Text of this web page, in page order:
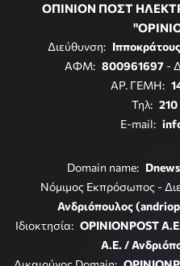
ΟΠΙΝΙΟΝ ΠΟΣΤ
Διεύθυνση:
ΑΦΜ: 800961697-
ΑΡ. ΓΕΜΗ:
Τηλ:
E-mail:
Domain name:
Νόμιμος Εκπρόσωπος -
Ανδριόπουλος
Ιδιοκτησία: OPINIONPOST
Α.Ε. /